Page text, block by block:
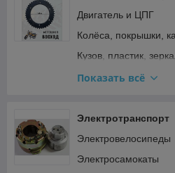
Тормозная система
Трансмиссия
Двигатель и ЦПГ
Колёса, покрышки,
Кузов, пластик,
Подвеска и рулевое
Ремкомплекты,
Топливная система
Трансмиссия
Показать всё
Электротранспорт
Электровелосипеды
Электросамокаты